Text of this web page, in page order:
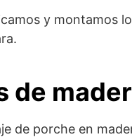
y montamos
de
de porche en